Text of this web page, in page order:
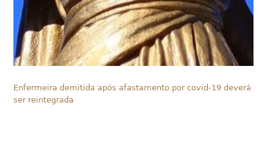
Enfermeira demitida após afastamento por covid-19 deverá
ser reintegrada